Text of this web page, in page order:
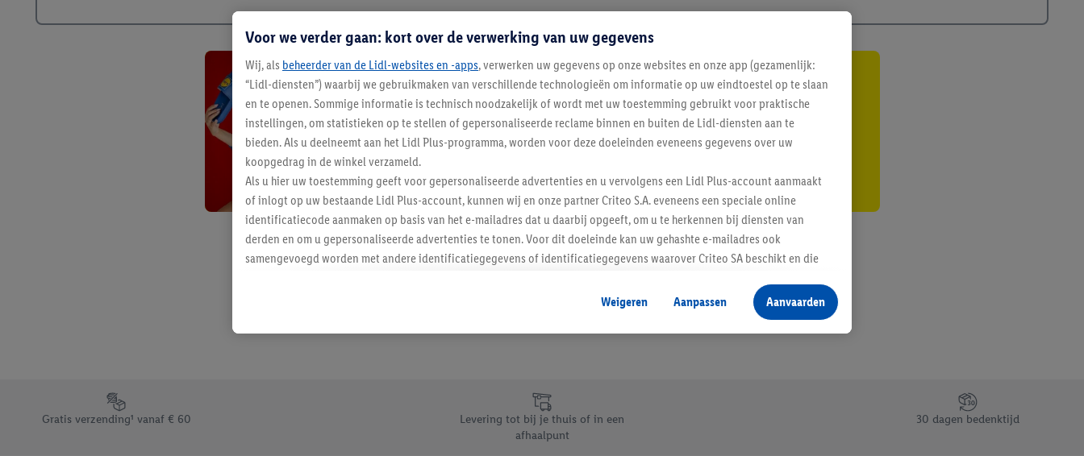
Blijf op de hoogte
Schrijf je in op de newsletter
Footerelement met de verschillende USPs van Lidl.be
Gratis verzending¹ vanaf € 60
Levering tot bij je thuis of in een
afhaalpunt
30 dagen bedenktijd
Voor we verder gaan: kort over de verwerking van uw gegevens
Wij, als beheerder van de Lidl-websites en -apps, verwerken uw gegevens op onze websites en onze app (gezamenlijk:
“Lidl-diensten”) waarbij we gebruikmaken van verschillende technologieën om informatie op uw eindtoestel op te slaan
en te openen. Sommige informatie is technisch noodzakelijk of wordt met uw toestemming gebruikt voor praktische
instellingen, om statistieken op te stellen of gepersonaliseerde reclame binnen en buiten de Lidl-diensten aan te
bieden. Als u deelneemt aan het Lidl Plus-programma, worden voor deze doeleinden eveneens gegevens over uw
koopgedrag in de winkel verzameld.
Als u hier uw toestemming geeft voor gepersonaliseerde advertenties en u vervolgens een Lidl Plus-account aanmaakt
of inlogt op uw bestaande Lidl Plus-account, kunnen wij en onze partner Criteo S.A. eveneens een speciale online
identificatiecode aanmaken op basis van het e-mailadres dat u daarbij opgeeft, om u te herkennen bij diensten van
derden en om u gepersonaliseerde advertenties te tonen. Voor dit doeleinde kan uw gehashte e-mailadres ook
samengevoegd worden met andere identificatiegegevens of identificatiegegevens waarover Criteo SA beschikt en die
Als u hiermee akkoord gaat, kunnen advertenties in het kader van retargeting, d.w.z. advertenties voor producten waarin
u interesse hebt getoond (bijvoorbeeld door het product in de webshop aan uw winkelmandje toe te voegen, maar het
niet te kopen), ook op verschillende apparaten en verschillende Lidl-diensten worden weergegeven als er met behulp
Onder “Aanpassen” kunt u individuele doeleinden toestaan en meer informatie vinden over de gegevensverwerking.
Door op “weigeren” te klikken, kunt u alleen het gebruik van de noodzakelijke technologieën toestaan. Door op
“aanvaarden” te klikken, stemt u in met alle verwerkingen voor alle bovengenoemde doeleinden. Meer informatie,
Weigeren Aanpassen Aanvaarden